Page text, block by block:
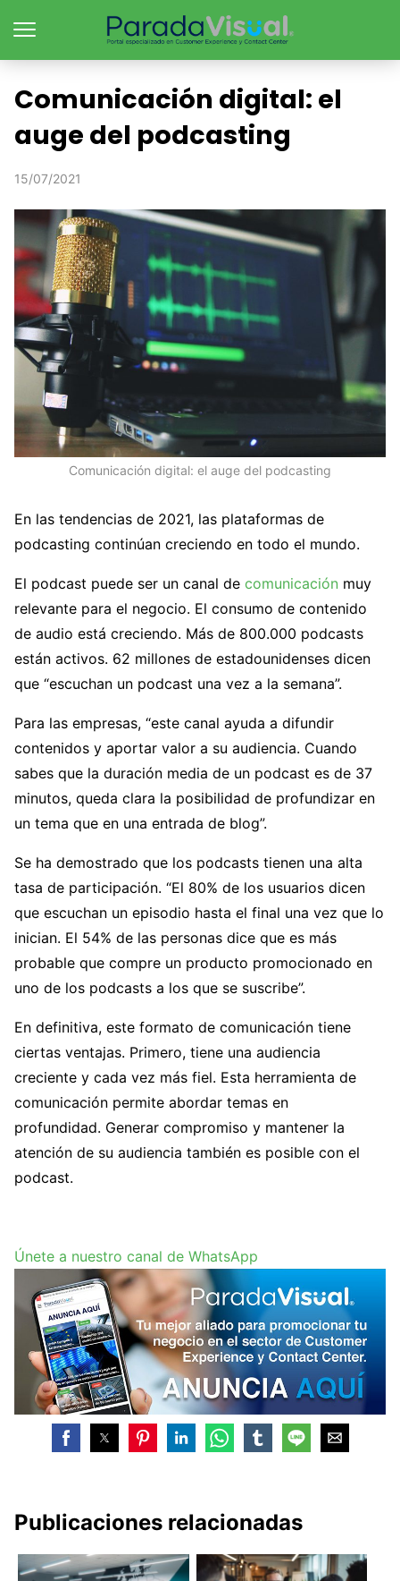
Comunicación digital: el
auge del podcasting
15/07/2021
Comunicación digital: el auge del podcasting
En las tendencias de 2021, las plataformas de
podcasting continúan creciendo en todo el mundo.
El podcast puede ser un canal de comunicación muy
relevante para el negocio. El consumo de contenido
de audio está creciendo. Más de 800.000 podcasts
están activos. 62 millones de estadounidenses dicen
que “escuchan un podcast una vez a la semana”.
Para las empresas, “este canal ayuda a difundir
contenidos y aportar valor a su audiencia. Cuando
sabes que la duración media de un podcast es de 37
minutos, queda clara la posibilidad de profundizar en
un tema que en una entrada de blog”.
Se ha demostrado que los podcasts tienen una alta
tasa de participación. “El 80% de los usuarios dicen
que escuchan un episodio hasta el final una vez que lo
inician. El 54% de las personas dice que es más
probable que compre un producto promocionado en
uno de los podcasts a los que se suscribe”.
En definitiva, este formato de comunicación tiene
ciertas ventajas. Primero, tiene una audiencia
creciente y cada vez más fiel. Esta herramienta de
comunicación permite abordar temas en
profundidad. Generar compromiso y mantener la
atención de su audiencia también es posible con el
podcast.
Únete a nuestro canal de WhatsApp
Publicaciones relacionadas